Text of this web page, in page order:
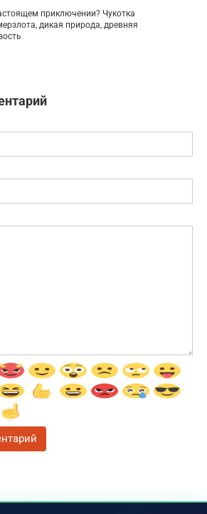
приключении? Чукотка
дикая природа, древняя